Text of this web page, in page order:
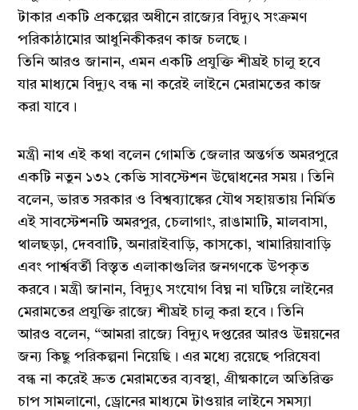
টাকার একটি প্রকল্পের অধীনে রাজ্যের বিদ্যুৎ সংক্রমণ
পরিকাঠামোর আধুনিকীকরণ কাজ চলছে।
তিনি আরও জানান, এমন একটি প্রযুক্তি শীঘ্রই চালু হবে
যার মাধ্যমে বিদ্যুৎ বন্ধ না করেই লাইনে মেরামতের কাজ
করা যাবে।
মন্ত্রী নাথ এই কথা বলেন গোমতি জেলার অন্তর্গত অমরপুরে
একটি নতুন ১৩২ কেভি সাবস্টেশন উদ্বোধনের সময়। তিনি
বলেন, ভারত সরকার ও বিশ্বব্যাঙ্কের যৌথ সহায়তায় নির্মিত
এই সাবস্টেশনটি অমরপুর, চেলাগাং, রাঙামাটি, মালবাসা,
থালছড়া, দেববাটি, অনারাইবাড়ি, কাসকো, খামারিয়াবাড়ি
এবং পার্শ্ববর্তী বিস্তৃত এলাকাগুলির জনগণকে উপকৃত
করবে। মন্ত্রী জানান, বিদ্যুৎ সংযোগ বিঘ্ন না ঘটিয়ে লাইনের
মেরামতের প্রযুক্তি রাজ্যে শীঘ্রই চালু করা হবে। তিনি
আরও বলেন, “আমরা রাজ্যে বিদ্যুৎ দপ্তরের আরও উন্নয়নের
জন্য কিছু পরিকল্পনা নিয়েছি। এর মধ্যে রয়েছে পরিষেবা
বন্ধ না করেই দ্রুত মেরামতের ব্যবস্থা, গ্রীষ্মকালে অতিরিক্ত
চাপ সামলানো, ড্রোনের মাধ্যমে টাওয়ার লাইনে সমস্যা